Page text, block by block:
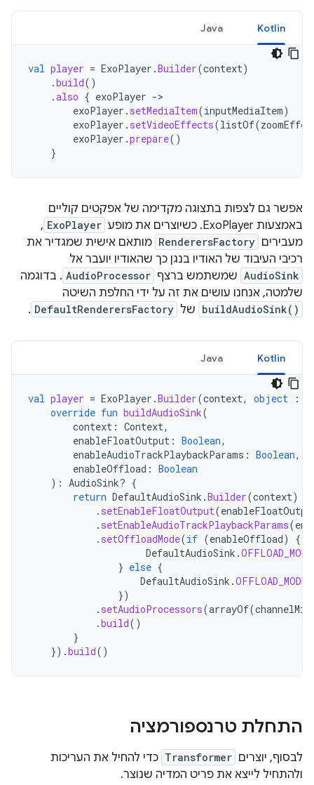
Kotlin
Java
val player = ExoPlayer .Builder(context)
.build()
.also { exoPlayer -
exoPlayer . setMediaItem(inputMediaItem)
exoPlayer . setVideoEffects(listOf(
exoPlayer .prepare()
}
אפשר גם לצפות בתצוגה מקדימה של אפקטים קוליים
באמצעות ExoPlayer. כשיוצרים את מופע
ExoPlayer
,
מעבירים RenderersFactory מותאם אישית שמגדיר את
רכיבי העיבוד של האודיו בנגן כך שהאודיו יועבר אל
AudioSink שמשתמש ברצף AudioProcessor . בדוגמה
שלמטה, אנחנו עושים את זה על ידי החלפת השיטה
buildAudioSink() של DefaultRenderersFactory
.
Kotlin
Java
val player = ExoPlayer .Builder(context, object :
override fun buildAudioSink(
context : Context,
enableFloatOutput : Boolean,
enableAudioTrackPlaybackParams : Boolean,
enableOffload : Boolean
): AudioSink? {
return DefaultAudioSink .Builder(context)
. setEnableFloatOutput(
. setEnableAudioTrackPlaybackParams(
. setOffloadMode(if (enableOffload)
{
DefaultAudioSink .
} else {
DefaultAudioSink .
})
. setAudioProcessors(arrayOf(
.build()
}
}).build()
התחלת טרנספורמציה
לבסוף, יוצרים Transformer כדי להחיל את העריכות
ולהתחיל לייצא את פריט המדיה שנוצר.